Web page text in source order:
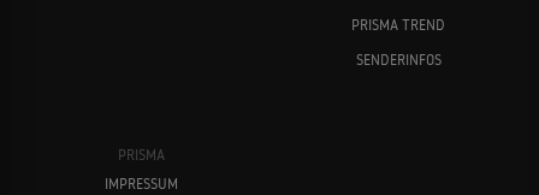
PRISMA TREND
SENDERINFOS
PRISMA
IMPRESSUM